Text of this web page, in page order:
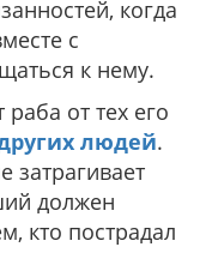
когда
с
к нему.
от тех его
людей.
затрагивает
должен
кто пострадал